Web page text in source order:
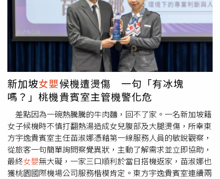
為孩子從來沒有哭過、睜過眼，也沒有任何正常新生兒會有
的反應。就在眾人疑惑之際，基拉的母親進入她房間時，意
外發現那具藏放在房內的高擬真娃娃，整起事件因此曝光，
震驚所有親友。事件爆發後，基拉因承受排山倒海的批評與
網路攻擊，一度離開與母親同住的住所，暫時躲避外界視
線。她這次接受《The Sunday Mail》專訪時承認，利用娃
娃假冒嬰兒是錯誤的決定，也理解自己的行為對許多人造成
傷害，但她仍堅稱，這場騙局之所以能維持這麼久，不只是
因為自己說謊，也因為身邊最親近的人都沒有察覺異狀。她
甚至脫口表示：「如果他們真的一直都沒發現，那就是他們
太笨了。」這番話曝光後，再度引發外界批評。她也再次解
釋，整件事的起點其實是流產，而不是刻意策畫騙局。她承
認自己原本就應該向傑米坦白，但因恐懼、震驚與無法面對
失去孩子的事實，才讓謊言愈滾愈大，最終完全失去控制。
她說，自己並不是想故意欺騙所有人，而是在一次又一次逃
女嬰下落，當地政府官員也祭出5000萬哥倫比亞披索（約
新台幣50萬元）的懸賞金徵求線索。根據家屬說法，波托西
失蹤當天原本待在男友家，接到一名女子來電後表示，要一
起去領取送給寶寶的禮物。這名女子是她近期在當地孕婦中
心認識的新朋友，因此家人並未起疑。波托西的姊姊透露，
妹妹當天原本還安排了產檢，孩子的父親前往接送時卻找不
到人，家屬一開始以為她只是去做美甲，直到久未返家才驚
覺事態嚴重。死者母親戈梅茲（Alba Gomez）悲痛呼籲帶
走女嬰的人「憑良心把孩子還回來」，並表示自己始終相信
外孫女阿拉希亞（Alahia）仍然活著，希望警方能盡快將她
平安尋回。目前哥倫比亞警方仍持續追查案件真相，尚未公
布更多案情細節，失蹤女嬰是否平安仍有待確認。
新加坡女嬰候機遭燙傷 一句「有冰塊
嗎？」桃機貴賓室主管機警化危
差點因為一碗熱騰騰的牛肉麵，回不了家。一名新加坡籍
女子候機時不慎打翻熱湯造成女兒腹部及大腿燙傷，所幸東
方宇逸貴賓室主任苗淑娜憑藉第一線服務人員的敏銳觀察，
從旅客一句簡單詢問察覺異狀，主動了解需求並立即協助，
最終女嬰無大礙，一家三口順利於當日搭機返家，苗淑娜也
獲桃園國際機場公司服務楷模肯定。東方宇逸貴賓室連續兩